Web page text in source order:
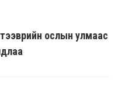
ослын улмаас